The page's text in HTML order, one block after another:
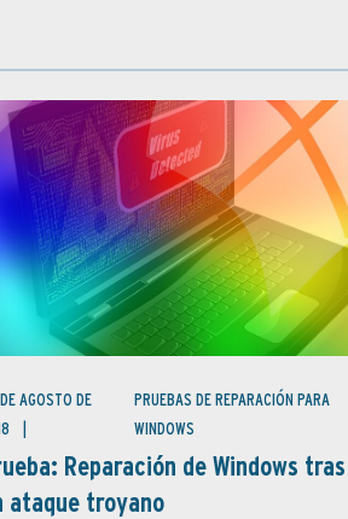
AGOSTO DE
PRUEBAS DE REPARACIÓN PARA
WINDOWS
Reparación de Windows tras
ataque troyano